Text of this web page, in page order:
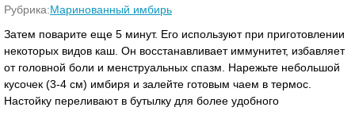
Рубрика:Маринованный имбирь
Затем поварите еще 5 минут. Его используют при приготовлении
некоторых видов каш. Он восстанавливает иммунитет, избавляет
от головной боли и менструальных спазм. Нарежьте небольшой
кусочек (3-4 см) имбиря и залейте готовым чаем в термос.
Настойку переливают в бутылку для более удобного